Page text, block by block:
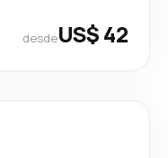
desdeUS$ 42